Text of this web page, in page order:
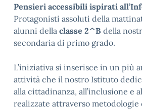
Pensieri accessibili ispirati
Protagonisti assoluti della
alunni della classe 2^B della
secondaria di primo grado.
L’iniziativa si inserisce in un più
attività che il nostro Istituto
alla cittadinanza, all’inclusione e
realizzate attraverso